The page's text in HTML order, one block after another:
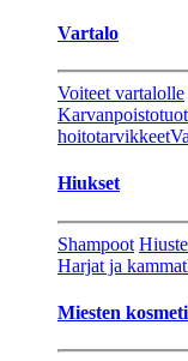
Vartalo
Voiteet vartalolle
hoitotarvikkeet
Hiukset
Shampoot
Harjat ja kammat
Miesten